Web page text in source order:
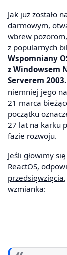
Jak już zostało
darmowym,
wbrew
z popularnych
Wspomniany
z Windowsem
Serverem 2003.
niemniej jego
21 marca
początku
27 lat na karku
fazie rozwoju.
Jeśli głowimy
ReactOS,
przedsięwzięcia
wzmianka: